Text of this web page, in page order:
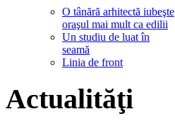
O tânără arhitectă iubeşte
oraşul mai mult ca edilii
Un studiu de luat în
seamă
Linia de front
Actualităţi